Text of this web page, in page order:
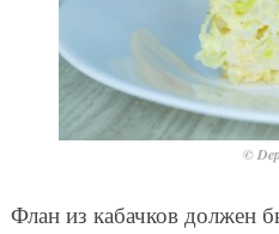
©
Флан из кабачков должен